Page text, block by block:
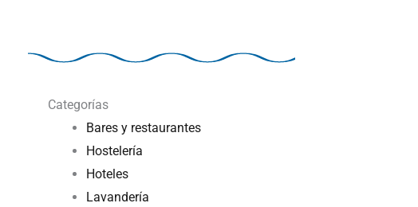
Categorías
Bares y restaurantes
Hostelería
Hoteles
Lavandería